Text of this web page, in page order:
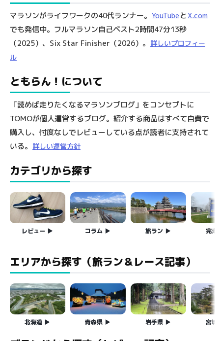
マラソンがライフワークの40代ランナー。 YouTube と X.com
でも発信中。フルマラソン自己ベスト2時間47分13秒
（2025）、Six Star Finisher（2026）。 詳しいプロフィー
ル
ともらん！について
「読めば走りたくなるマラソンブログ」をコンセプトに
TOMOが個人運営するブログ。紹介する商品はすべて自費で
購入し、忖度なしでレビューしている点が読者に支持されて
いる。 詳しい運営方針
カテゴリから探す
レビュー コラム 旅ラン 完走
エリアから探す（旅ラン＆レース記事）
北海道 青森県 岩手県 宮城